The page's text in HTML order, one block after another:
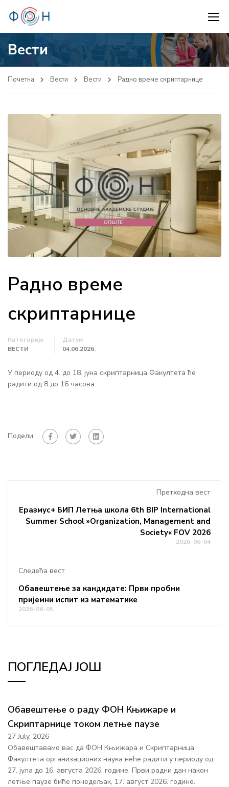
Вести
Почетна Вести Вести Радно време скриптарнице
Радно време
скриптарнице
Категорије
ВЕСТИ
Датум
04.06.2026.
У периоду од 4. до 18. јуна скриптарница Факултета ће
радити од 8 до 16 часова.
Подели:
Претходна вест
Еразмус+ БИП Летња школа 6th BIP International
Summer School »Organization, Management and
Society« FOV 2026
2026-06-04
Следећа вест
Обавештење за кандидате: Први пробни
пријемни испит из математике
2026-06-05
ПОГЛЕДАЈ ЈОШ
Обавештење о раду ФОН Књижаре и
Скриптарнице током летње паузе
27 July, 2026
Обавештавамо вас да ФОН Књижара и Скриптарница
Факултета организационих наука неће радити у периоду од
27. јула до 16. августа 2026. године. Први радни дан након
летње паузе биће понедељак, 17. август 2026. године.